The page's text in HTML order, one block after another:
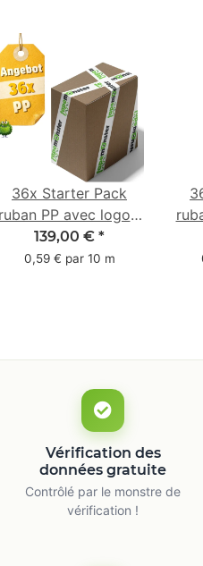
36x Starter Pack
ruban PP avec logo -
1 couleur - 48 mm x
66 m
139,00 € *
0,59 € par 10 m
Vérification des
données gratuite
Contrôlé par le monstre de
vérification !